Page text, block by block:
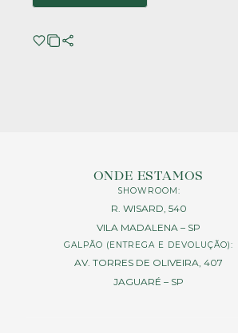
ONDE ESTAMOS
SHOWROOM:
R. WISARD, 540
VILA MADALENA – SP
GALPÃO (ENTREGA E DEVOLUÇÃO):
AV. TORRES DE OLIVEIRA, 407
JAGUARÉ – SP